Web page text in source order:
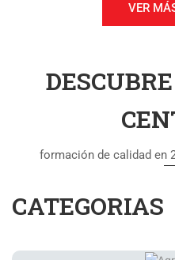
VER
formación de calidad en
CATEGORIAS